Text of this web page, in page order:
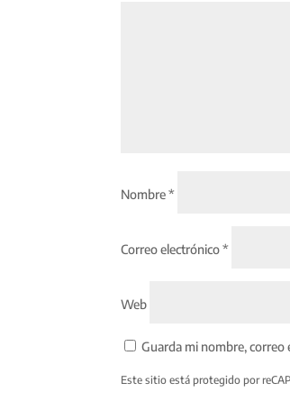
Nombre*
Correo electrónico*
Web
Guarda mi nombre,
Este sitio está protegido por